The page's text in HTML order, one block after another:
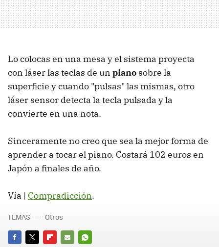
Lo colocas en una mesa y el sistema proyecta
con láser las teclas de un piano sobre la
superficie y cuando "pulsas" las mismas, otro
láser sensor detecta la tecla pulsada y la
convierte en una nota.
Sinceramente no creo que sea la mejor forma de
aprender a tocar el piano. Costará 102 euros en
Japón a finales de año.
Vía | Compradicción.
TEMAS Otros